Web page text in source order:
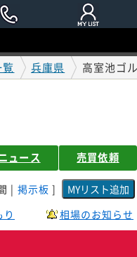
兵庫県 高室池ゴ
ュース 売買依頼
| 掲示板 ]
相場のお知らせ